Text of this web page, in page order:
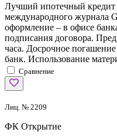
Лучший ипотечный кредит
международного журнала
оформление – в офисе
подписания договора.
часа. Досрочное
банк. Использование
Сравнение
Лиц. № 2209
ФК Открытие